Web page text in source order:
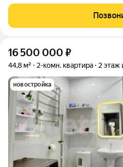
в монолитном доме 2010 года
кв. м Квартира
16 500 000 ₽
44,8 м² 2-комн. квартира 2 этаж
новостройка